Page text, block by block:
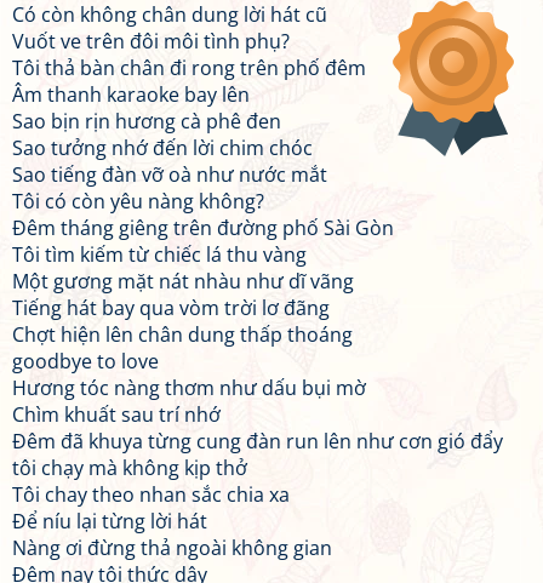
Có còn không chân dung lời hát cũ
Vuốt ve trên đôi môi tình phụ?
Tôi thả bàn chân đi rong trên phố đêm
Âm thanh karaoke bay lên
Sao bịn rịn hương cà phê đen
Sao tưởng nhớ đến lời chim chóc
Sao tiếng đàn vỡ oà như nước mắt
Tôi có còn yêu nàng không?
Đêm tháng giêng trên đường phố Sài Gòn
Tôi tìm kiếm từ chiếc lá thu vàng
Một gương mặt nát nhàu như dĩ vãng
Tiếng hát bay qua vòm trời lơ đãng
Chợt hiện lên chân dung thấp thoáng
goodbye to love
Hương tóc nàng thơm như dấu bụi mờ
Chìm khuất sau trí nhớ
Đêm đã khuya từng cung đàn run lên như cơn gió đẩy
tôi chạy mà không kịp thở
Tôi chay theo nhan sắc chia xa
Để níu lại từng lời hát
Nàng ơi đừng thả ngoài không gian
Đêm nay tôi thức dậy